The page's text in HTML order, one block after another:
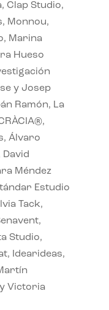
Clap Studio,
Monnou,
Marina
Hueso
y Josep
Ramón, La
Álvaro
David
Méndez
Estudio
Tack,
Studio,
Idearideas,
Victoria